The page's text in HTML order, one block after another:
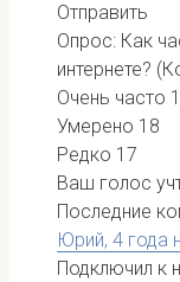
Отправить
Опрос: Как
интернете?
Очень часто
Умерено 18
Редко 17
Ваш голос
Последние
Юрий, 4 года
Подключил к